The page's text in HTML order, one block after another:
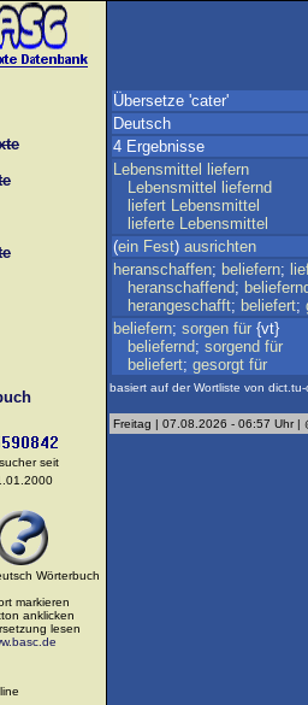
seit
Wörterbuch
markieren
anklicken
lesen
Übersetze 'cater'
Deutsch
4 Ergebnisse
Lebensmittel
liefern
Lebensmittel
liefernd
liefert Lebensmittel
lieferte Lebensmittel
(ein Fest) ausrichten
heranschaffen; beliefern;
heranschaffend;
herangeschafft; beliefert;
beliefern; sorgen für {vt}
beliefernd; sorgend für
beliefert; gesorgt für
basiert auf der Wortliste von dict.tu-
Freitag | 07.08.2026 - 06:57 Uhr |